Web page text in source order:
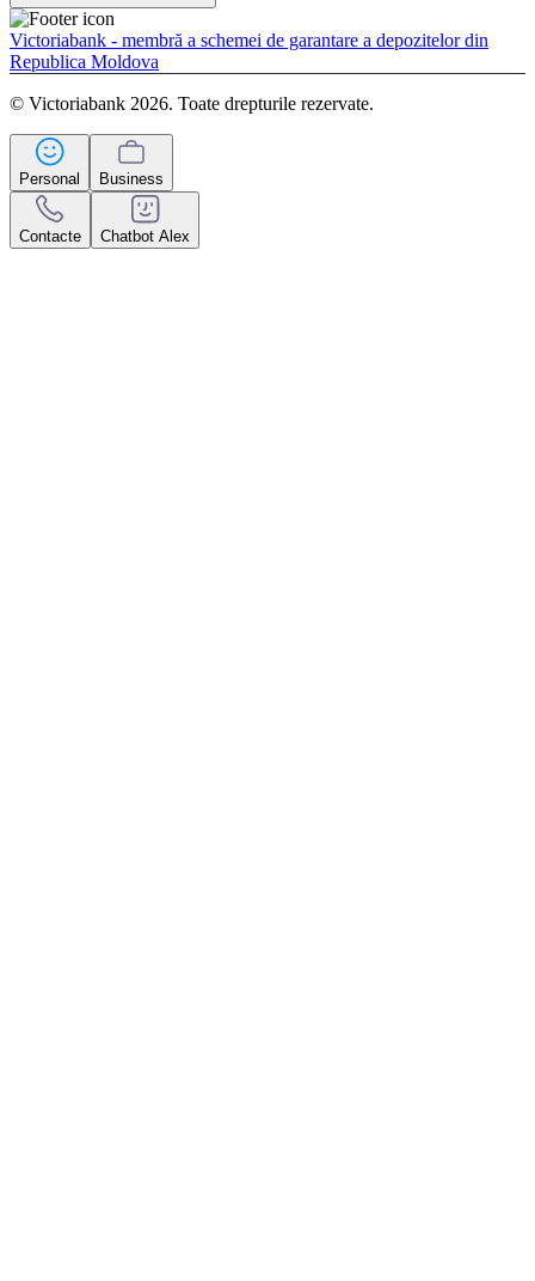
Victoriabank - membră a schemei de garantare a depozitelor din
Republica Moldova
© Victoriabank 2026. Toate drepturile rezervate.
Personal Business
Contacte Chatbot Alex